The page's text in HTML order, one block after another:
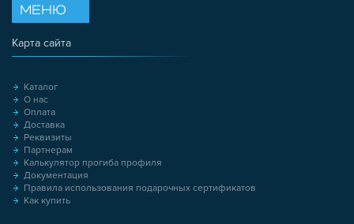
МЕНЮ
Карта сайта
Каталог
О нас
Оплата
Доставка
Реквизиты
Партнерам
Калькулятор прогиба профиля
Документация
Правила использования подарочных сертификатов
Как купить